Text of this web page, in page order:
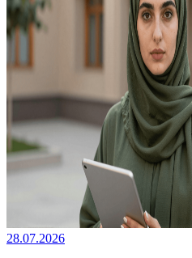
28.07.2026